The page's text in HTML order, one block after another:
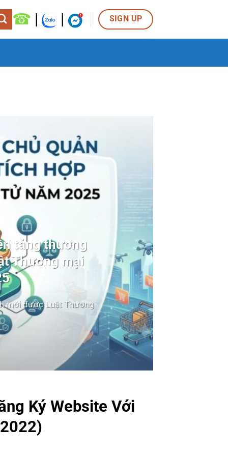
☎ | | SIGN UP
tảng thương
Thương mại
mới được Luật Thương
Ký Website Với